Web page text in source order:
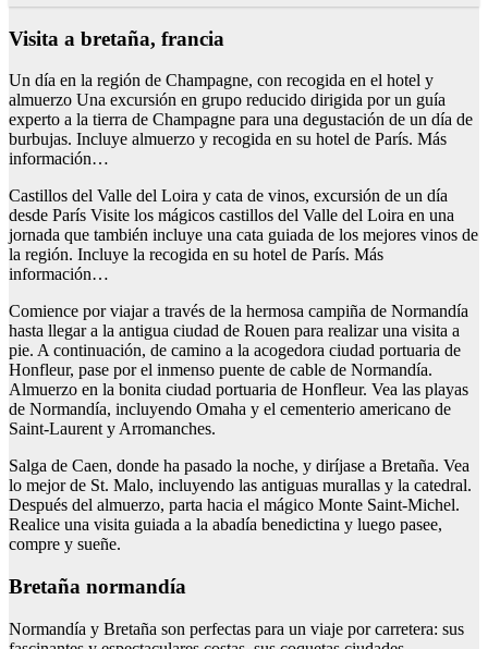
Visita a bretaña, francia
Un día en la región de Champagne, con recogida en el hotel y
almuerzo Una excursión en grupo reducido dirigida por un guía
experto a la tierra de Champagne para una degustación de un día de
burbujas. Incluye almuerzo y recogida en su hotel de París. Más
información…
Castillos del Valle del Loira y cata de vinos, excursión de un día
desde París Visite los mágicos castillos del Valle del Loira en una
jornada que también incluye una cata guiada de los mejores vinos de
la región. Incluye la recogida en su hotel de París. Más
información…
Comience por viajar a través de la hermosa campiña de Normandía
hasta llegar a la antigua ciudad de Rouen para realizar una visita a
pie. A continuación, de camino a la acogedora ciudad portuaria de
Honfleur, pase por el inmenso puente de cable de Normandía.
Almuerzo en la bonita ciudad portuaria de Honfleur. Vea las playas
de Normandía, incluyendo Omaha y el cementerio americano de
Saint-Laurent y Arromanches.
Salga de Caen, donde ha pasado la noche, y diríjase a Bretaña. Vea
lo mejor de St. Malo, incluyendo las antiguas murallas y la catedral.
Después del almuerzo, parta hacia el mágico Monte Saint-Michel.
Realice una visita guiada a la abadía benedictina y luego pasee,
compre y sueñe.
Bretaña normandía
Normandía y Bretaña son perfectas para un viaje por carretera: sus